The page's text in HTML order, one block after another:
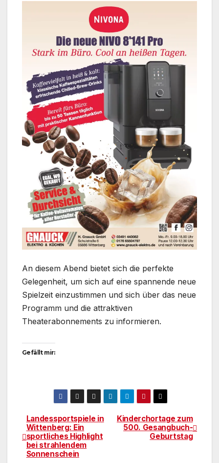
An diesem Abend bietet sich die perfekte
Gelegenheit, um sich auf eine spannende neue
Spielzeit einzustimmen und sich über das neue
Programm und die attraktiven
Theaterabonnements zu informieren.
Gefällt mir:
Beitragsnavigation
Kinderchortage zum
500. Gesangbuch-
Geburtstag
Landessportspiele in
Wittenberg: Ein
sportliches Highlight
bei strahlendem
Sonnenschein